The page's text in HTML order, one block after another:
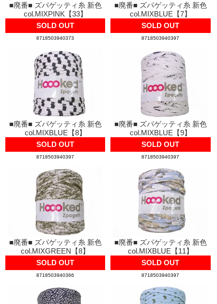
■廃番■ ズパゲッティ糸 新色
col.MIXPINK【33】
SOLD OUT
8718503940373
■廃番■ ズパゲッティ糸 新色
col.MIXBLUE【7】
SOLD OUT
8718503940397
■廃番■ ズパゲッティ糸 新色
col.MIXBLUE【8】
SOLD OUT
8718503940397
■廃番■ ズパゲッティ糸 新色
col.MIXBLUE【9】
SOLD OUT
8718503940397
■廃番■ ズパゲッティ糸 新色
col.MIXGREEN【8】
SOLD OUT
8718503940366
■廃番■ ズパゲッティ糸 新色
col.MIXBLUE【11】
SOLD OUT
8718503940397